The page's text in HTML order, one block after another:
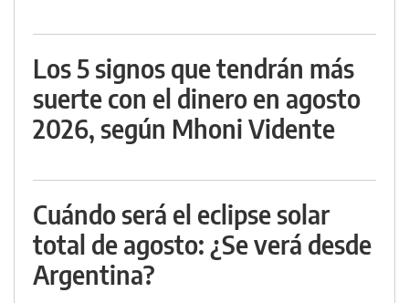
Los 5 signos que tendrán más
suerte con el dinero en agosto
2026, según Mhoni Vidente
Cuándo será el eclipse solar
total de agosto: ¿Se verá desde
Argentina?